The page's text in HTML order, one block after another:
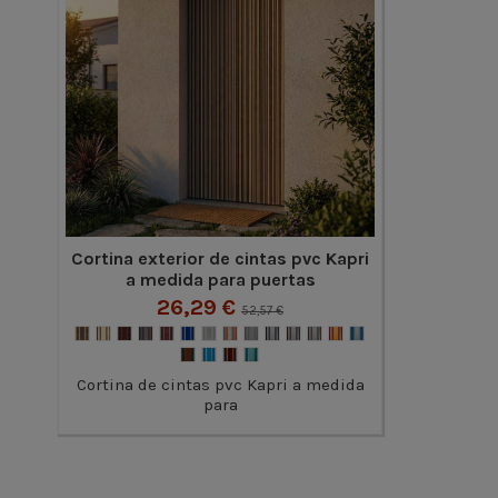
Cortina exterior de cintas pvc Kapri
a medida para puertas
26,29 € 52,57 €
Cortina de cintas pvc Kapri a medida
para